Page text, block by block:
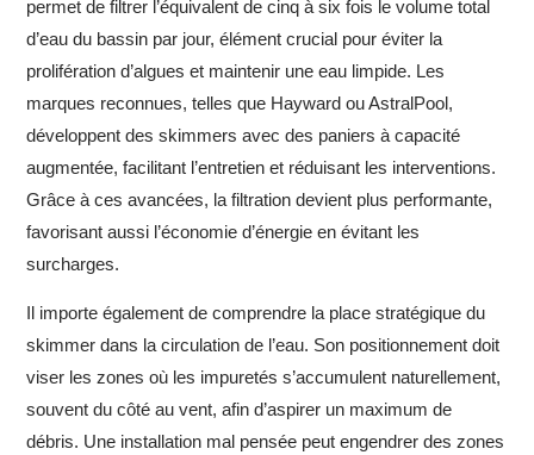
permet de filtrer l’équivalent de cinq à six fois le volume total
d’eau du bassin par jour, élément crucial pour éviter la
prolifération d’algues et maintenir une eau limpide. Les
marques reconnues, telles que Hayward ou AstralPool,
développent des skimmers avec des paniers à capacité
augmentée, facilitant l’entretien et réduisant les interventions.
Grâce à ces avancées, la filtration devient plus performante,
favorisant aussi l’économie d’énergie en évitant les
surcharges.
Il importe également de comprendre la place stratégique du
skimmer dans la circulation de l’eau. Son positionnement doit
viser les zones où les impuretés s’accumulent naturellement,
souvent du côté au vent, afin d’aspirer un maximum de
débris. Une installation mal pensée peut engendrer des zones